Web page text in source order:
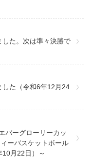
した。次は準々決勝で
した（令和6年12月24
バーグローリーカッ
ーバスケットボール
月22日）～